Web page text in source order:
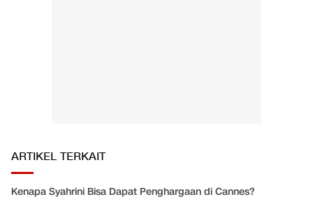
ARTIKEL TERKAIT
Kenapa Syahrini Bisa Dapat Penghargaan di Cannes?